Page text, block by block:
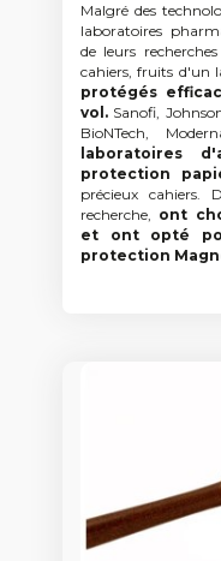
Malgré des
laboratoires
de leurs
cahiers, fruits d'un
protégés
vol. Sanofi,
BioNTech,
laboratoires
protection
précieux cahiers.
recherche, ont
et ont opté
protection